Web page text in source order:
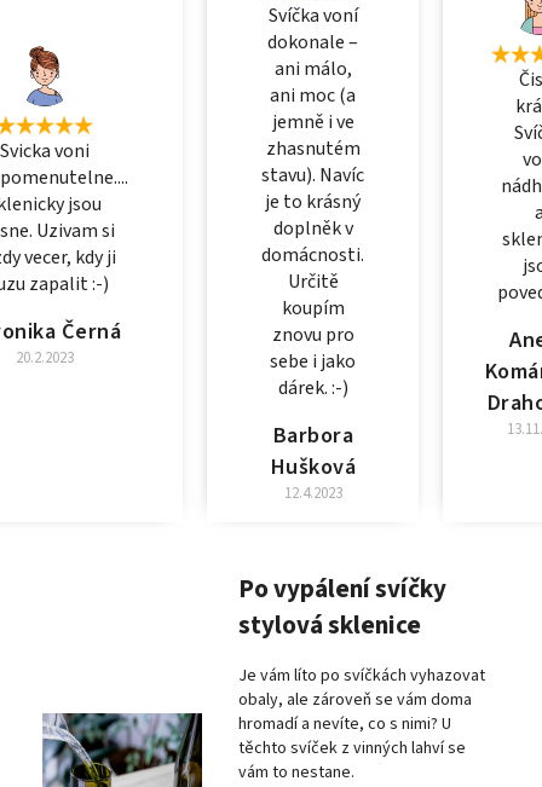
Svicka voni
jsou
Uzivam si
vecer, kdy ji
zapalit :-)
Černá
20.2.2023
Svíčka voní
dokonale –
ani málo,
ani moc (a
jemně i ve
zhasnutém
stavu). Navíc
je to krásný
doplněk v
domácnosti.
Určitě
koupím
znovu pro
sebe i jako
dárek. :-)
Barbora
Hušková
12.4.2023
Po vypálení svíčky
stylová sklenice
Je vám líto po svíčkách vyhazovat
obaly, ale zároveň se vám doma
hromadí a nevíte, co s nimi? U
těchto svíček z vinných lahví se
vám to nestane.